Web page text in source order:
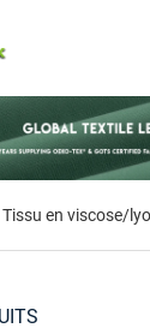
Tissu en viscose/